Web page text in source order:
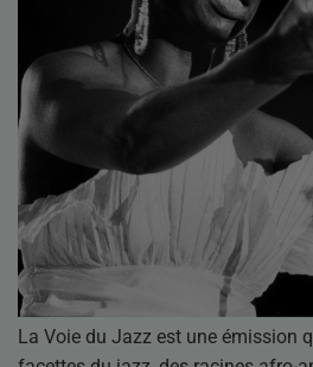
La Voie du Jazz est une émission